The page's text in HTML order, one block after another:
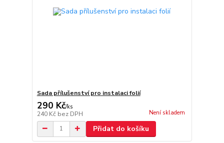
Sada přílušenství pro instalaci folií
290 Kč/ks
240 Kč bez DPH Není skladem
Přidat do košíku